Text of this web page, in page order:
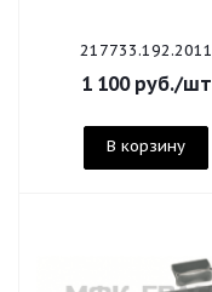
217733.192.2011
1 100руб./шт
В корзину